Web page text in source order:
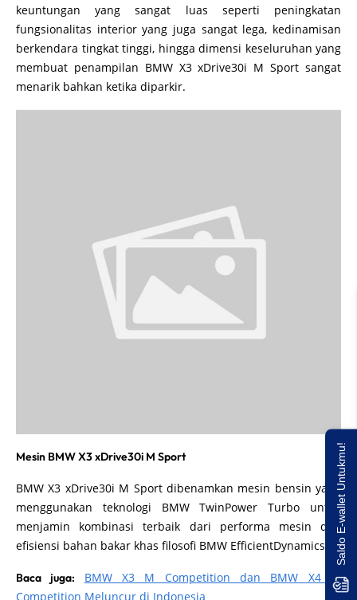
keuntungan yang sangat luas seperti peningkatan
fungsionalitas interior yang juga sangat lega, kedinamisan
berkendara tingkat tinggi, hingga dimensi keseluruhan yang
membuat penampilan BMW X3 xDrive30i M Sport sangat
menarik bahkan ketika diparkir.
Mesin BMW X3 xDrive30i M Sport
BMW X3 xDrive30i M Sport dibenamkan mesin bensin yang
menggunakan teknologi BMW TwinPower Turbo untuk
menjamin kombinasi terbaik dari performa mesin dan
efisiensi bahan bakar khas filosofi BMW EfficientDynamics.
Baca juga: BMW X3 M Competition dan BMW X4 M
Competition Meluncur di Indonesia
Saldo E-wallet Untukmu!